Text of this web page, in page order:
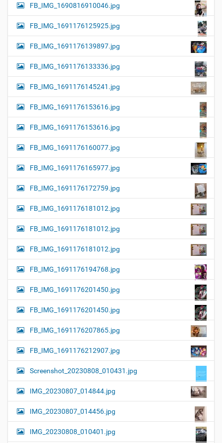
FB_IMG_1690816910046.jpg
FB_IMG_1691176125925.jpg
FB_IMG_1691176139897.jpg
FB_IMG_1691176133336.jpg
FB_IMG_1691176145241.jpg
FB_IMG_1691176153616.jpg
FB_IMG_1691176153616.jpg
FB_IMG_1691176160077.jpg
FB_IMG_1691176165977.jpg
FB_IMG_1691176172759.jpg
FB_IMG_1691176181012.jpg
FB_IMG_1691176181012.jpg
FB_IMG_1691176181012.jpg
FB_IMG_1691176194768.jpg
FB_IMG_1691176201450.jpg
FB_IMG_1691176201450.jpg
FB_IMG_1691176207865.jpg
FB_IMG_1691176212907.jpg
Screenshot_20230808_010431.jpg
IMG_20230807_014844.jpg
IMG_20230807_014456.jpg
IMG_20230808_010401.jpg